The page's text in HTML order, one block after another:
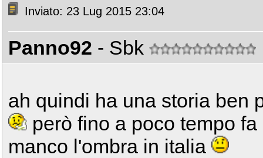
Inviato: 23 Lug 2015 23:04
Panno92 - Sbk
ah quindi ha una storia ben
però fino a poco tempo
manco l'ombra in italia